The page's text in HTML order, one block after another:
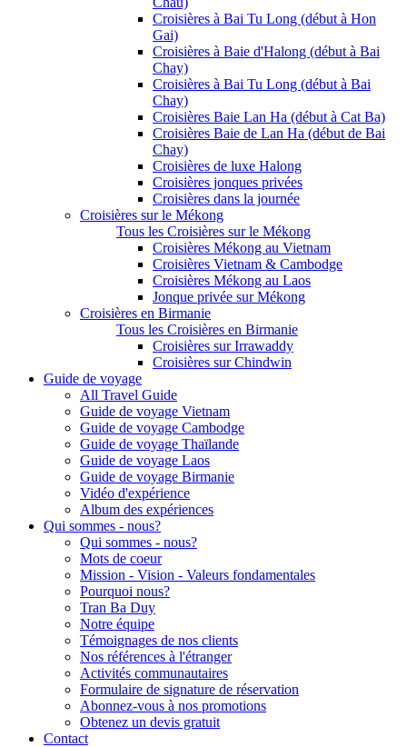
Croisières à Bai Tu Long (début à Hon
Gai)
Croisières à Baie d'Halong (début à Bai
Chay)
Croisières à Bai Tu Long (début à Bai
Chay)
Croisières Baie Lan Ha (début à Cat Ba)
Croisières Baie de Lan Ha (début de Bai
Chay)
Croisières de luxe Halong
Croisières jonques privées
Croisières dans la journée
Croisières sur le Mékong
Tous les Croisières sur le Mékong
Croisières Mékong au Vietnam
Croisières Vietnam & Cambodge
Croisières Mékong au Laos
Jonque privée sur Mékong
Croisières en Birmanie
Tous les Croisières en Birmanie
Croisières sur Irrawaddy
Croisières sur Chindwin
Guide de voyage
All Travel Guide
Guide de voyage Vietnam
Guide de voyage Cambodge
Guide de voyage Thaïlande
Guide de voyage Laos
Guide de voyage Birmanie
Vidéo d'expérience
Album des expériences
Qui sommes - nous?
Qui sommes - nous?
Mots de coeur
Mission - Vision - Valeurs fondamentales
Pourquoi nous?
Tran Ba Duy
Notre équipe
Témoignages de nos clients
Nos références à l'étranger
Activités communautaires
Formulaire de signature de réservation
Abonnez-vous à nos promotions
Obtenez un devis gratuit
Contact